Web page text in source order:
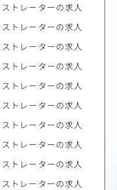
トレーターの求人
トレーターの求人
トレーターの求人
トレーターの求人
トレーターの求人
トレーターの求人
トレーターの求人
トレーターの求人
トレーターの求人
トレーターの求人